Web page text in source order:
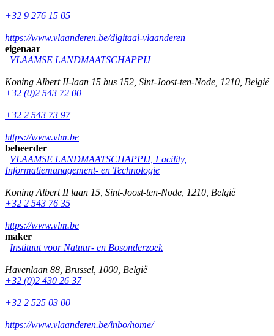
+32 9 276 15 05
https://www.vlaanderen.be/digitaal-vlaanderen
eigenaar
VLAAMSE LANDMAATSCHAPPIJ
Koning Albert II-laan 15 bus 152 Sint-Joost-ten-Node 1210 België
+32 (0)2 543 72 00
+32 2 543 73 97
https://www.vlm.be
beheerder
VLAAMSE LANDMAATSCHAPPIJ, Facility,
Informatiemanagement- en Technologie
Koning Albert II laan 15 Sint-Joost-ten-Node 1210 België
+32 2 543 76 35
https://www.vlm.be
maker
Instituut voor Natuur- en Bosonderzoek
Havenlaan 88 Brussel 1000 België
+32 (0)2 430 26 37
+32 2 525 03 00
https://www.vlaanderen.be/inbo/home/